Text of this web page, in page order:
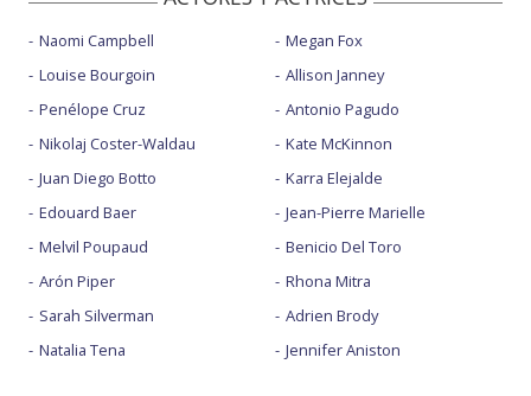
Naomi Campbell
Louise Bourgoin
Penélope Cruz
Nikolaj Coster-Waldau
Juan Diego Botto
Edouard Baer
Melvil Poupaud
Arón Piper
Sarah Silverman
Natalia Tena
Megan Fox
Allison Janney
Antonio Pagudo
Kate McKinnon
Karra Elejalde
Jean-Pierre Marielle
Benicio Del Toro
Rhona Mitra
Adrien Brody
Jennifer Aniston